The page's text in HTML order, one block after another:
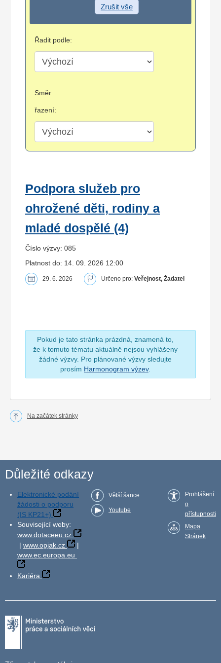
Zrušit vše
Řadit podle:
Směr
řazení:
Podpora služeb pro
ohrožené děti, rodiny a
mladé dospělé (4)
Číslo výzvy: 085
Platnost do: 14. 09. 2026 12:00
29. 6. 2026 Určeno pro: Veřejnost, Žadatel
Pokud je tato stránka prázdná, znamená to,
že k tomuto tématu aktuálně nejsou vyhlášeny
žádné výzvy. Pro plánované výzvy sledujte
prosím Harmonogram výzev.
Na začátek stránky
Důležité odkazy
Elektronické podání
žádosti o podporu
(IS KP21+)
Související weby:
www.dotaceeu.cz
| www.opjak.cz
|
www.ec.europa.eu
Kariéra
Větší šance
Youtube
Prohlášení
o
přístupnosti
Mapa
Stránek